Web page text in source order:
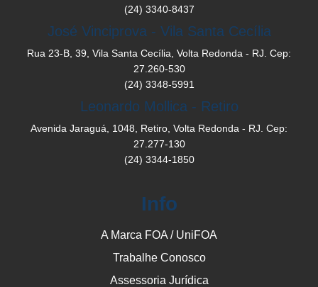
(24) 3340-8437
José Vinciprova - Vila Santa Cecília
Rua 23-B, 39, Vila Santa Cecília, Volta Redonda - RJ. Cep:
27.260-530
(24) 3348-5991
Leonardo Mollica - Retiro
Avenida Jaraguá, 1048, Retiro, Volta Redonda - RJ. Cep:
27.277-130
(24) 3344-1850
Info
A Marca FOA / UniFOA
Trabalhe Conosco
Assessoria Jurídica